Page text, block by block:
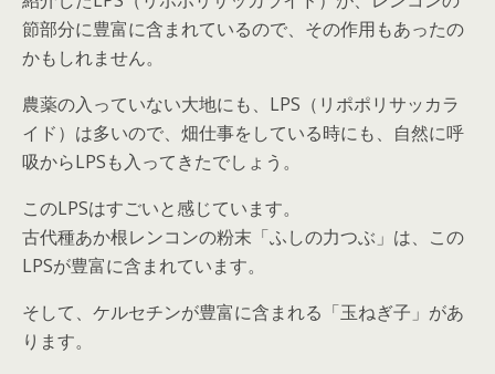
節部分に豊富に含まれているので、その作用もあったの
かもしれません。
農薬の入っていない大地にも、LPS（リポポリサッカラ
イド）は多いので、畑仕事をしている時にも、自然に呼
吸からLPSも入ってきたでしょう。
このLPSはすごいと感じています。
古代種あか根レンコンの粉末「ふしの力つぶ」は、この
LPSが豊富に含まれています。
そして、ケルセチンが豊富に含まれる「玉ねぎ子」があ
ります。